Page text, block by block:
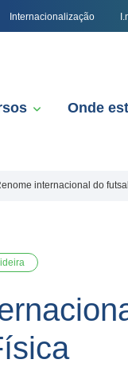
Internacionalização
Onde
internacional do